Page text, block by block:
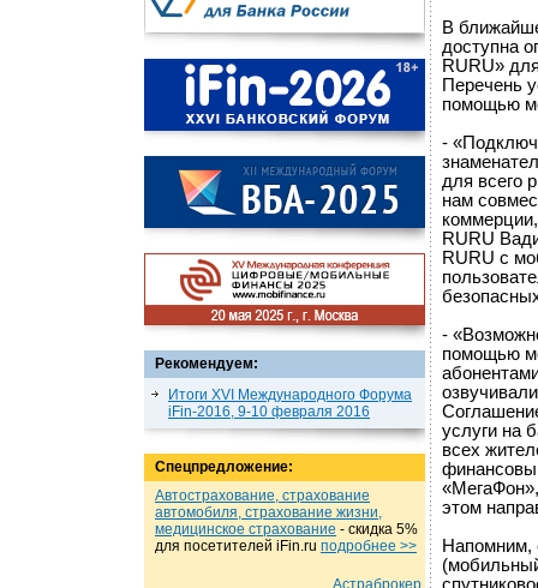
Рекомендуем:
Итоги XVI Международного Форума
iFin-2016, 9-10 февраля 2016
Спецпредложение:
Автострахование, страхование
автомобиля, страхование жизни,
медицинское страхование - cкидка 5%
для посетителей iFin.ru подробнеe >>
Астраброкер
В
доступна
RURU»
Перечень
помощью
-
для всего
нам
RURU
RURU с
-
помощью
услуги на
всех
этом
Напомним,